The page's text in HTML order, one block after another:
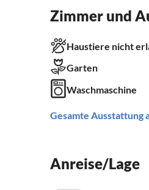
Zimmer und
Haustiere nicht
Garten
Waschmaschine
Gesamte Ausstattung
Anreise/Lage